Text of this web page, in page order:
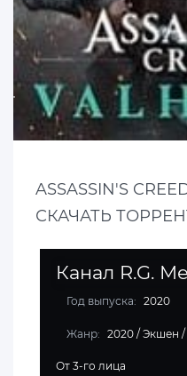
ASSASSIN'S
СКАЧАТЬ
Канал R.G.
Год выпуска: 2020
Жанр: 2020 / Экшен /
От 3-го лица